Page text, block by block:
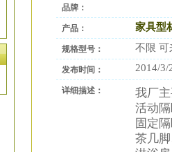
品牌：
产品： 家具型
规格型号： 不限 可
发布时间： 2014/3/
详细描述：
我厂
活动
固定
茶几